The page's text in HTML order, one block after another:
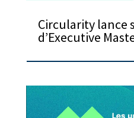
Circularity lance
d’Executive